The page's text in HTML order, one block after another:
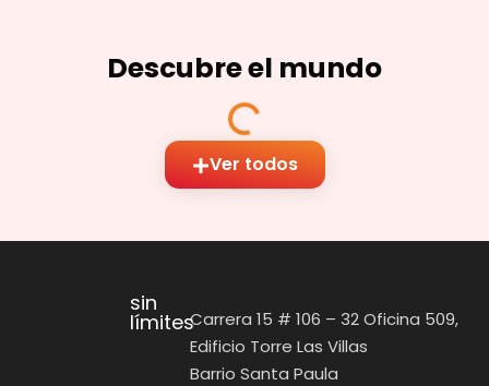
Descubre el mundo
Ver todos
sin
límitesCarrera 15 # 106 – 32 Oficina 509,
Edificio Torre Las Villas
Barrio Santa Paula